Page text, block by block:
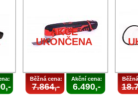
AKCE
UKONČENA
Běžná cena:
7.864,-
Akční cena:
6.490,-